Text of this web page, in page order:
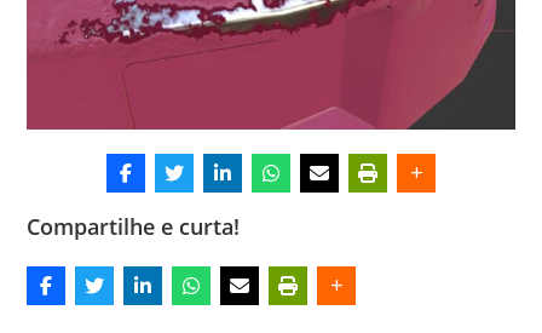
Compartilhe e curta!